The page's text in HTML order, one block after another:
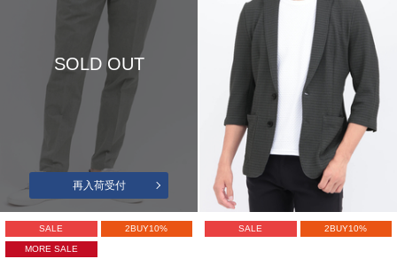
SOLD OUT
再入荷受付
SALE 2BUY10%
MORE SALE
SALE 2BUY10%